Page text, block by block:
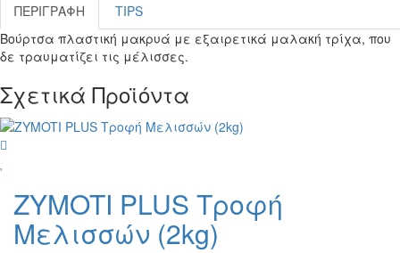
ΠΕΡΙΓΡΑΦΗ
TIPS
Βούρτσα πλαστική μακρυά με εξαιρετικά μαλακή τρίχα, που
δε τραυματίζει τις μέλισσες.
Σχετικά Προϊόντα
ZYMOTI PLUS Τροφή
Μελισσών (2kg)